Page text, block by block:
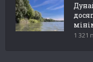
1 321